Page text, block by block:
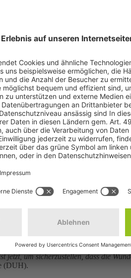
ATCM einen besonderen
Besucherinnen und Besuchern
Schutzes im Einklang mit dem
Die bevorstehende
zu verhindern", sagteClaire Christian ,
auch, dass mehr Mikroplastik
aus synthetischen
bekämpfen, fordern ASOC und ihre
Art. SeinBestand droht bis zum Jahr
unterstrichen, die feststellte, dass
bis zum Ende des
diesen Vorschlag zu erzielen,
Nationale Zentrum für Polar- und
Wandbild, das von Kindern
Antarktis-Konferenz wird es im
und Biodiversitätskrise zu
zu sichern. Der Schutz von
um sicherzustellen, dass die
(DUH).